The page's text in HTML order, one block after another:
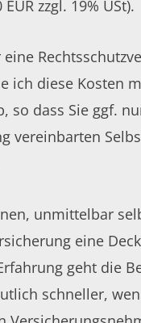
zzgl. 19% USt).
ich diese Kosten
so dass Sie ggf.
vereinbarten
unmittelbar
eine
geht die
schneller,